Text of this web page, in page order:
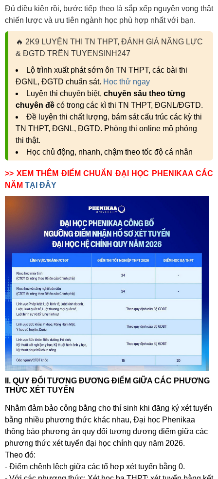
Đủ điều kiện rồi, bước tiếp theo là sắp xếp nguyện vọng thật
chiến lược và ưu tiên ngành học phù hợp nhất với bạn.
🔥 2K9 LUYỆN THI TN THPT, ĐÁNH GIÁ NĂNG LỰC
& ĐGTD TRÊN TUYENSINH247
Lộ trình xuất phát sớm ôn TN THPT, các bài thi
ĐGNL, ĐGTD chuẩn sát. Học thử ngay
Luyện thi chuyên biệt, chuyên sâu theo từng
chuyên đề có trong các kì thi TN THPT, ĐGNL/ĐGTD.
Đề luyện thi chất lượng, bám sát cấu trúc các kỳ thi
TN THPT, ĐGNL, ĐGTD. Phòng thi online mô phỏng
thi thật.
Học chủ động, nhanh, chậm theo tốc độ cá nhân
>> XEM THÊM ĐIỂM CHUẨN ĐẠI HỌC PHENIKAA CÁC
NĂM TẠI ĐÂY
II. QUY ĐỔI TƯƠNG ĐƯƠNG ĐIỂM GIỮA CÁC PHƯƠNG
THỨC XÉT TUYỂN
Nhằm đảm bảo công bằng cho thí sinh khi đăng ký xét tuyển
bằng nhiều phương thức khác nhau, Đại học Phenikaa
thông báo phương án quy đổi tương đương điểm giữa các
phương thức xét tuyển đại học chính quy năm 2026.
Theo đó:
- Điểm chênh lệch giữa các tổ hợp xét tuyển bằng 0.